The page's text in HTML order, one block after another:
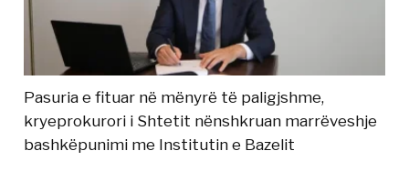
Pasuria e fituar në mënyrë të paligjshme,
kryeprokurori i Shtetit nënshkruan marrëveshje
bashkëpunimi me Institutin e Bazelit